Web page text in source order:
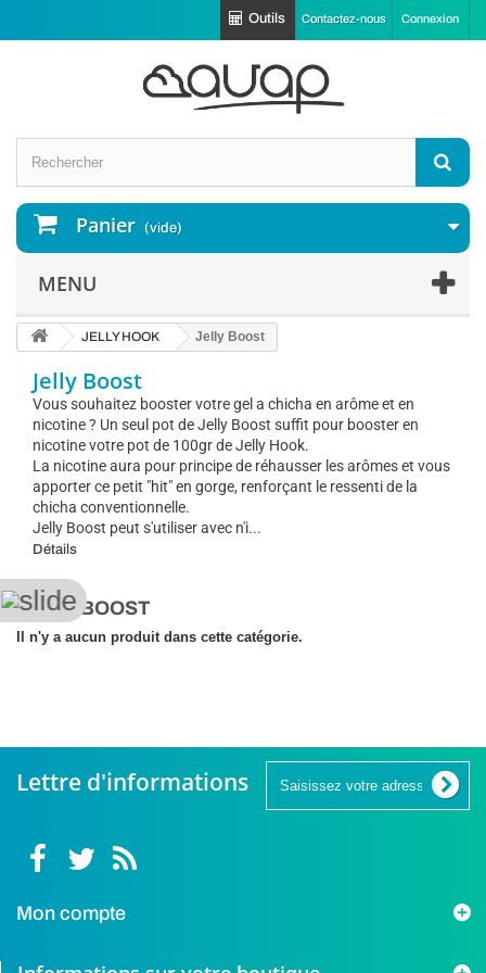
Connexion
Contactez-nous
Outils
Panier (vide)
MENU
JELLY HOOK Jelly Boost
Jelly Boost
Vous souhaitez booster votre gel a chicha en arôme et en
nicotine ? Un seul pot de Jelly Boost suffit pour booster en
nicotine votre pot de 100gr de Jelly Hook.
La nicotine aura pour principe de réhausser les arômes et vous
apporter ce petit "hit" en gorge, renforçant le ressenti de la
chicha conventionnelle.
Jelly Boost peut s'utiliser avec n'i...
Détails
JELLY BOOST
Il n'y a aucun produit dans cette catégorie.
Lettre d'informations
Mon compte